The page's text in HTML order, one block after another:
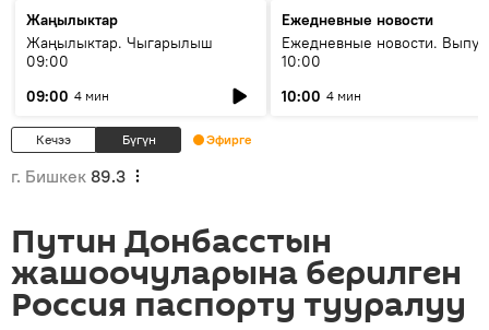
Жаңылыктар
Жаңылыктар. Чыгарылыш
09:00
09:00 4 мин
Ежедневные новости
Ежедневные новости.
10:00
10:00 4 мин
Кечээ Бүгүн Эфирге
г. Бишкек 89.3
Путин Донбасстын
жашоочуларына берилген
Россия паспорту тууралуу